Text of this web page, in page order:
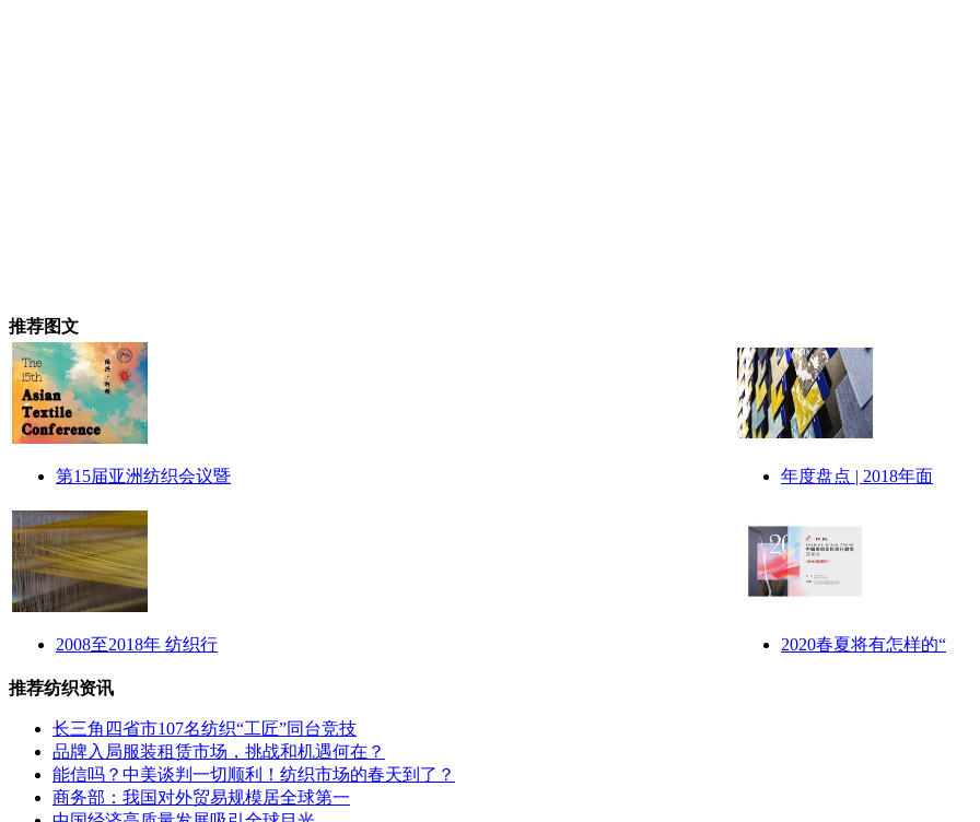
推荐图文
第15届亚洲纺织会议暨 年度盘点 | 2018年面
2008至2018年 纺织行 2020春夏将有怎样的“
推荐纺织资讯
长三角四省市107名纺织“工匠”同台竞技
品牌入局服装租赁市场，挑战和机遇何在？
能信吗？中美谈判一切顺利！纺织市场的春天到了？
商务部：我国对外贸易规模居全球第一